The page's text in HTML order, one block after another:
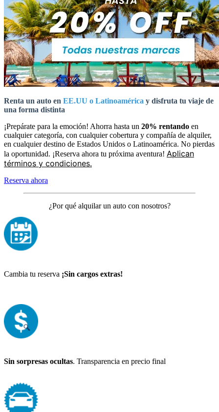
Renta un auto en EE.UU o Latinoamérica y disfruta tu viaje de
una forma distinta
¡Prepárate para la emoción! Ahorra hasta un 20% rentando en
cualquier categoría, con cualquier cobertura y compañía de alquiler,
en cualquier destino de Estados Unidos o Latinoamérica. No pierdas
la oportunidad. ¡Reserva ahora tu próxima aventura! Aplican
términos y condiciones.
Reserva ahora
¿Por qué alquilar un auto con nosotros?
Cambia tu reserva ¡Sin cargos extras!
Sin sorpresas ocultas. Transparencia en precio final